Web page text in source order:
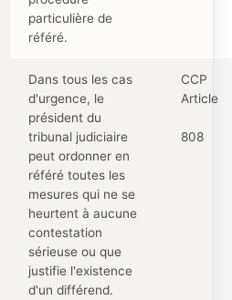
particulière de
référé.
Dans tous les cas
d'urgence, le
président du
tribunal judiciaire
peut ordonner en
référé toutes les
mesures qui ne se
heurtent à aucune
contestation
sérieuse ou que
justifie l'existence
d'un différend.
CCP
Article
808